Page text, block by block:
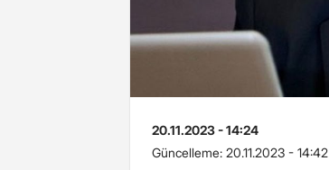
20.11.2023 - 14:24
Güncelleme: 20.11.2023 - 14:42